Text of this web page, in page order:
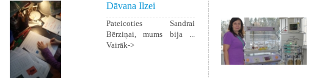
Dāvana Ilzei
Pateicoties Sandrai
Bērziņai, mums bija ...
Vairāk->